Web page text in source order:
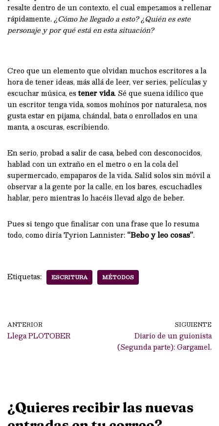
resalte dentro de un contexto, el cual empezamos a rellenar
rápidamente.¿Cómo he llegado a esto? ¿Quién es este
personaje y por qué está en esta situación?
Creo que un elemento que olvidan muchos escritores a la
hora de tener ideas, más allá de leer, ver series, películas y
escuchar música, estener vida. Sé que suena idílico que
un escritor tenga vida, somos mohínos por naturaleza, nos
gusta estar en pijama, chándal, bata o enrollados en una
manta, a oscuras, escribiendo.
En serio, probad a salir de casa, bebed con desconocidos,
hablad con un extraño en el metro o en la cola del
supermercado, empaparos de la vida. Salid solos sin móvil a
observar a la gente por la calle, en los bares, escuchadles
hablar, pero mientras lo hacéis llevad algo de beber.
Pues si tengo que finalizar con una frase que lo resuma
todo, como diría Tyrion Lannister: “Bebo y leo cosas”.
Etiquetas: ESCRITURA MÉTODOS
ANTERIOR
Llega PLOTOBER
SIGUIENTE
Diario de un guionista
(Segunda parte): Gargamel.
¿Quieres recibir las nuevas